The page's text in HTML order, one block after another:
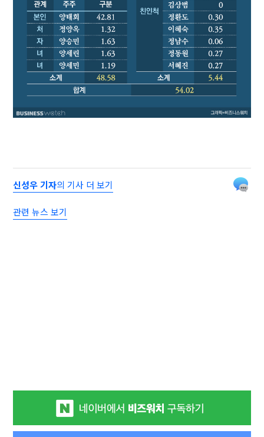
신성우 기자의 기사 더 보기
관련 뉴스 보기